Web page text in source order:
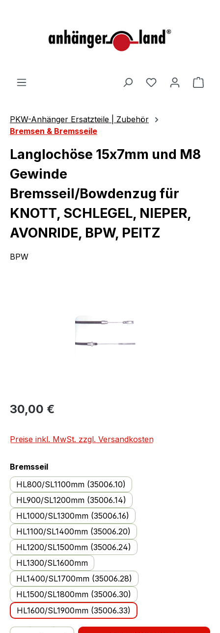
PKW-Anhänger Ersatzteile | Zubehör
Bremsen & Bremsseile
Langlochöse 15x7mm und M8
Gewinde
Bremsseil/Bowdenzug für
KNOTT, SCHLEGEL, NIEPER,
AVONRIDE, BPW, PEITZ
BPW
30,00 €
Preise inkl. MwSt. zzgl. Versandkosten
Bremsseilauswählen
HL800/SL1100mm (35006.10)
HL900/SL1200mm (35006.14)
HL1000/SL1300mm (35006.16)
HL1100/SL1400mm (35006.20)
HL1200/SL1500mm (35006.24)
HL1300/SL1600mm
HL1400/SL1700mm (35006.28)
HL1500/SL1800mm (35006.30)
HL1600/SL1900mm (35006.33)